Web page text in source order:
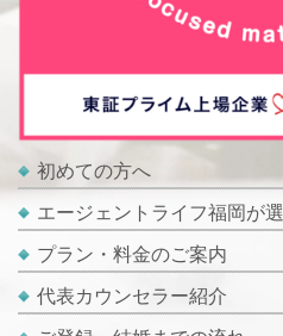
初めての方へ
エージェントライフ福岡が
プラン・料金のご案内
代表カウンセラー紹介